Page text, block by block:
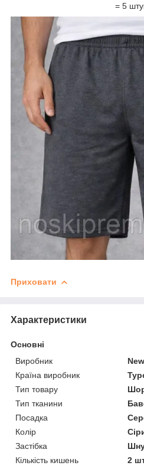
= 5
Приховати
Характеристики
Основні
Виробник
Країна виробник
Тип товару
Тип тканини
Посадка
Колір
Застібка
Кількість кишень
2